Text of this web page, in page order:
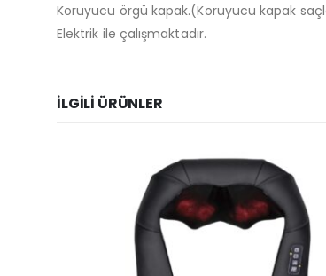
Koruyucu örgü kapak.(Koruyucu kapak
Elektrik ile çalışmaktadır.
İLGILI ÜRÜNLER